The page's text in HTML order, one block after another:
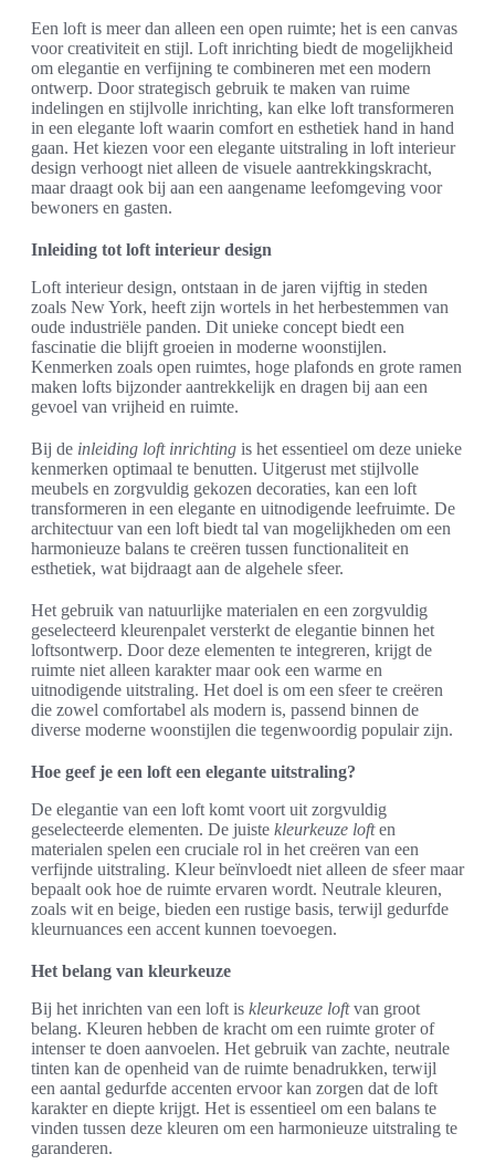
Een loft is meer dan alleen een open ruimte; het is een canvas
voor creativiteit en stijl. Loft inrichting biedt de mogelijkheid
om elegantie en verfijning te combineren met een modern
ontwerp. Door strategisch gebruik te maken van ruime
indelingen en stijlvolle inrichting, kan elke loft transformeren
in een elegante loft waarin comfort en esthetiek hand in hand
gaan. Het kiezen voor een elegante uitstraling in loft interieur
design verhoogt niet alleen de visuele aantrekkingskracht,
maar draagt ook bij aan een aangename leefomgeving voor
bewoners en gasten.
Inleiding tot loft interieur design
Loft interieur design, ontstaan in de jaren vijftig in steden
zoals New York, heeft zijn wortels in het herbestemmen van
oude industriële panden. Dit unieke concept biedt een
fascinatie die blijft groeien in moderne woonstijlen.
Kenmerken zoals open ruimtes, hoge plafonds en grote ramen
maken lofts bijzonder aantrekkelijk en dragen bij aan een
gevoel van vrijheid en ruimte.
Bij de inleiding loft inrichting is het essentieel om deze unieke
kenmerken optimaal te benutten. Uitgerust met stijlvolle
meubels en zorgvuldig gekozen decoraties, kan een loft
transformeren in een elegante en uitnodigende leefruimte. De
architectuur van een loft biedt tal van mogelijkheden om een
harmonieuze balans te creëren tussen functionaliteit en
esthetiek, wat bijdraagt aan de algehele sfeer.
Het gebruik van natuurlijke materialen en een zorgvuldig
geselecteerd kleurenpalet versterkt de elegantie binnen het
loftsontwerp. Door deze elementen te integreren, krijgt de
ruimte niet alleen karakter maar ook een warme en
uitnodigende uitstraling. Het doel is om een sfeer te creëren
die zowel comfortabel als modern is, passend binnen de
diverse moderne woonstijlen die tegenwoordig populair zijn.
Hoe geef je een loft een elegante uitstraling?
De elegantie van een loft komt voort uit zorgvuldig
geselecteerde elementen. De juiste kleurkeuze loften
materialen spelen een cruciale rol in het creëren van een
verfijnde uitstraling. Kleur beïnvloedt niet alleen de sfeer maar
bepaalt ook hoe de ruimte ervaren wordt. Neutrale kleuren,
zoals wit en beige, bieden een rustige basis, terwijl gedurfde
kleurnuances een accent kunnen toevoegen.
Het belang van kleurkeuze
Bij het inrichten van een loft is kleurkeuze loftvan groot
belang. Kleuren hebben de kracht om een ruimte groter of
intenser te doen aanvoelen. Het gebruik van zachte, neutrale
tinten kan de openheid van de ruimte benadrukken, terwijl
een aantal gedurfde accenten ervoor kan zorgen dat de loft
karakter en diepte krijgt. Het is essentieel om een balans te
vinden tussen deze kleuren om een harmonieuze uitstraling te
garanderen.